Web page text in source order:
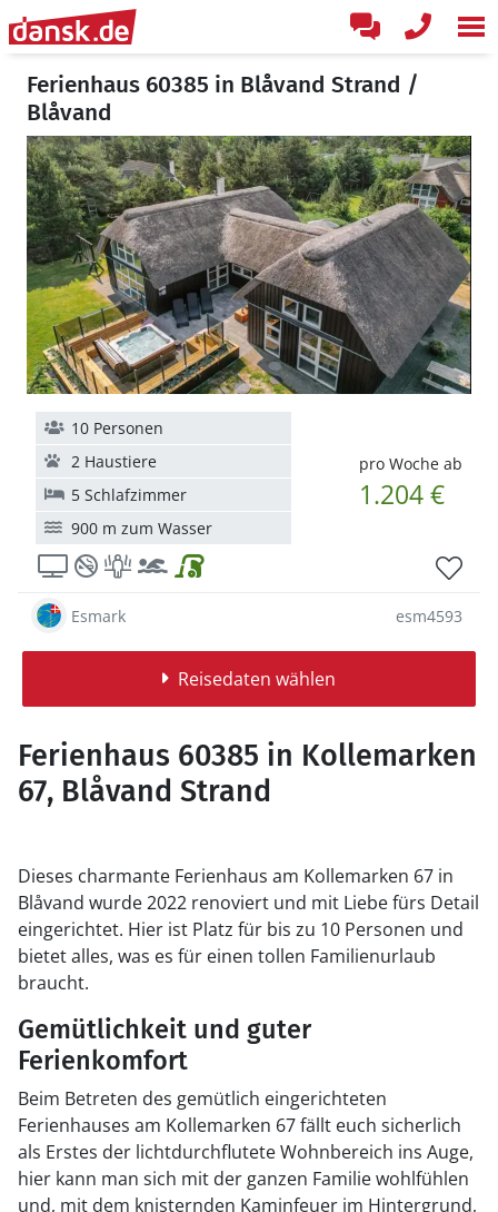
Ferienhaus 60385 in Blåvand Strand /
Blåvand
pro Woche ab
1.204 €
10 Personen
2 Haustiere
5 Schlafzimmer
900 m zum Wasser
Esmark esm4593
Reisedaten wählen
Ferienhaus 60385 in Kollemarken
67, Blåvand Strand
Dieses charmante Ferienhaus am Kollemarken 67 in
Blåvand wurde 2022 renoviert und mit Liebe fürs Detail
eingerichtet. Hier ist Platz für bis zu 10 Personen und
bietet alles, was es für einen tollen Familienurlaub
braucht.
Gemütlichkeit und guter
Ferienkomfort
Beim Betreten des gemütlich eingerichteten
Ferienhauses am Kollemarken 67 fällt euch sicherlich
als Erstes der lichtdurchflutete Wohnbereich ins Auge,
hier kann man sich mit der ganzen Familie wohlfühlen
und, mit dem knisternden Kaminfeuer im Hintergrund,